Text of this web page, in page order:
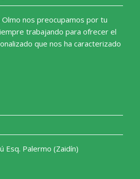
Olmo nos preocupamos por tu
trabajando para ofrecer el
que nos ha caracterizado
Esq. Palermo (Zaidín)